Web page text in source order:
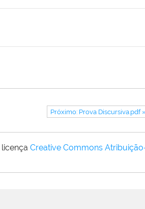
Próximo: Prova Discursiva.pdf »
Creative Commons